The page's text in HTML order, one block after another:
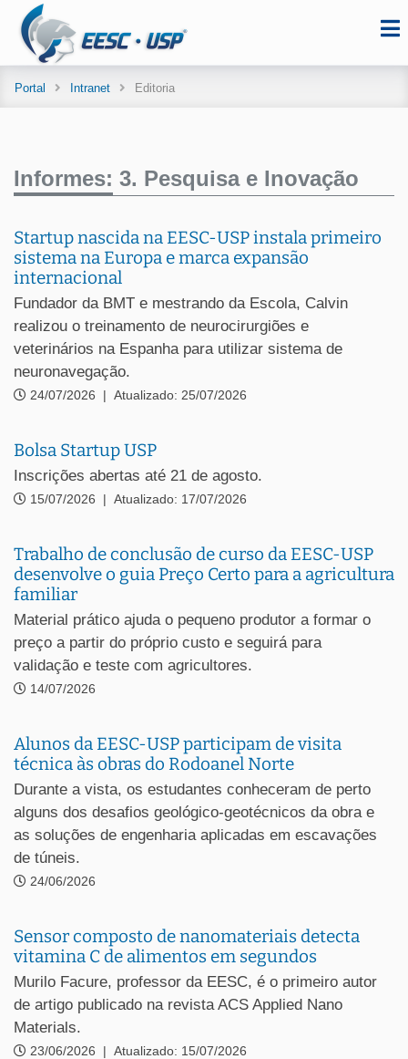
Portal Intranet Editoria
Informes: 3. Pesquisa e Inovação
Startup nascida na EESC-USP instala primeiro
sistema na Europa e marca expansão
internacional
Fundador da BMT e mestrando da Escola, Calvin
realizou o treinamento de neurocirurgiões e
veterinários na Espanha para utilizar sistema de
neuronavegação.
24/07/2026 Atualizado: 25/07/2026
Bolsa Startup USP
Inscrições abertas até 21 de agosto.
15/07/2026 Atualizado: 17/07/2026
Trabalho de conclusão de curso da EESC-USP
desenvolve o guia Preço Certo para a agricultura
familiar
Material prático ajuda o pequeno produtor a formar o
preço a partir do próprio custo e seguirá para
validação e teste com agricultores.
14/07/2026
Alunos da EESC-USP participam de visita
técnica às obras do Rodoanel Norte
Durante a vista, os estudantes conheceram de perto
alguns dos desafios geológico-geotécnicos da obra e
as soluções de engenharia aplicadas em escavações
de túneis.
24/06/2026
Sensor composto de nanomateriais detecta
vitamina C de alimentos em segundos
Murilo Facure, professor da EESC, é o primeiro autor
de artigo publicado na revista ACS Applied Nano
Materials.
23/06/2026 Atualizado: 15/07/2026